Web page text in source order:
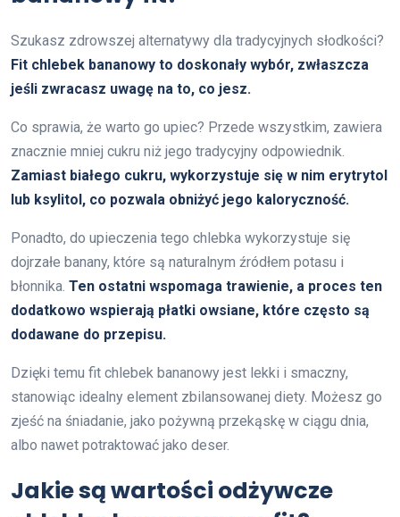
Szukasz zdrowszej alternatywy dla tradycyjnych słodkości?
Fit chlebek bananowy to doskonały wybór, zwłaszcza
jeśli zwracasz uwagę na to, co jesz.
Co sprawia, że warto go upiec? Przede wszystkim, zawiera
znacznie mniej cukru niż jego tradycyjny odpowiednik.
Zamiast białego cukru, wykorzystuje się w nim erytrytol
lub ksylitol, co pozwala obniżyć jego kaloryczność.
Ponadto, do upieczenia tego chlebka wykorzystuje się
dojrzałe banany, które są naturalnym źródłem potasu i
błonnika. Ten ostatni wspomaga trawienie, a proces ten
dodatkowo wspierają płatki owsiane, które często są
dodawane do przepisu.
Dzięki temu fit chlebek bananowy jest lekki i smaczny,
stanowiąc idealny element zbilansowanej diety. Możesz go
zjeść na śniadanie, jako pożywną przekąskę w ciągu dnia,
albo nawet potraktować jako deser.
Jakie są wartości odżywcze